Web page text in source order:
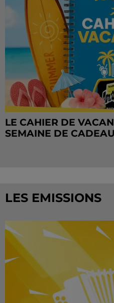
LE CAHIER DE
SEMAINE DE
LES EMISSIONS